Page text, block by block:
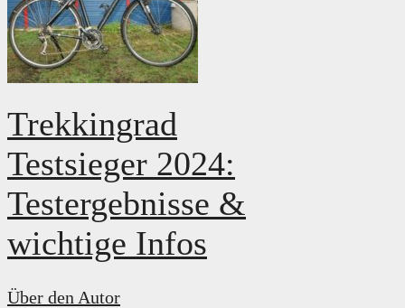
Trekkingrad
Testsieger 2024:
Testergebnisse &
wichtige Infos
Über den Autor